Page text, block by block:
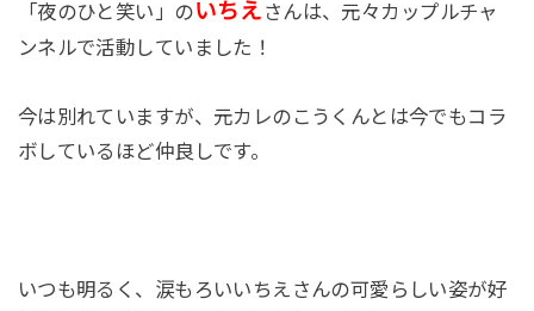
「夜のひと笑い」のいちえ さんは、元々カップルチャ
ンネルで活動していました！
今は別れていますが、元カレのこうくんとは今でもコラ
ボしているほど仲良しです。
いつも明るく、涙もろいいちえさんの可愛らしい姿が好